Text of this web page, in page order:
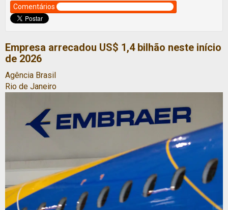
Comentários
Empresa arrecadou US$ 1,4 bilhão neste início
de 2026
Agência Brasil
Rio de Janeiro